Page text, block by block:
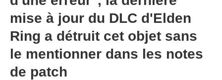
mise à jour du DLC d'Elden
Ring a détruit cet objet sans
le mentionner dans les notes
de patch